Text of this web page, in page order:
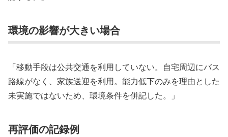
環境の影響が大きい場合
「移動手段は公共交通を利用していない。自宅周辺にバス
路線がなく、家族送迎を利用。能力低下のみを理由とした
未実施ではないため、環境条件を併記した。」
再評価の記録例